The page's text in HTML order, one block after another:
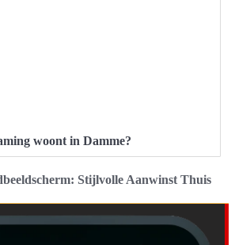
woont in Damme?
Stijlvolle Aanwinst Thuis